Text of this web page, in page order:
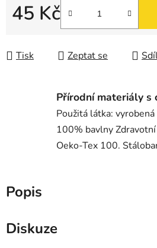
45 Kč
Měrná cena:
Tisk Zeptat se
Přírodní materiály s
Použitá látka:
100% bavlny
Oeko-Tex 100.
Popis
Diskuze